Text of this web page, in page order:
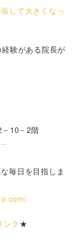
して大きくなっ
験がある院長が
10－2階
毎日を目指しま
ンク★